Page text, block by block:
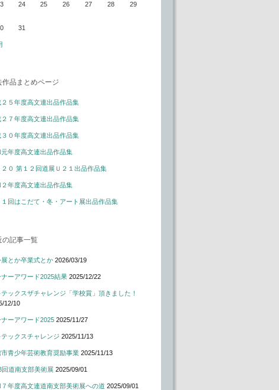
24 25 26 27 28 29
31
作品まとめページ
２５年度高文連出品作品集
２７年度高文連出品作品集
３０年度高文連出品作品集
元年度高文連出品作品集
２０ 第１２回道展Ｕ２１出品作品集
２年度高文連出品作品集
１回はこだて・冬・アート展出品作品集
の記事一覧
展とか卒業式とか 2026/03/19
ナーアワード2025結果 2025/12/22
テックスザチャレンジ「学校賞」頂きました！
12/10
ナーアワード2025 2025/11/27
テックスチャレンジ 2025/11/13
市青少年芸術教育奨励事業 2025/11/13
回道南支部美術展 2025/09/01
年度高文連道南支部美術展への道 2025/09/01